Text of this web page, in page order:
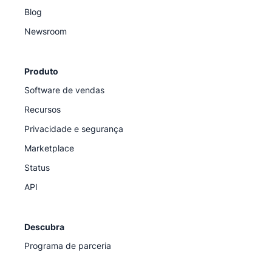
Blog
Newsroom
Produto
Software de vendas
Recursos
Privacidade e segurança
Marketplace
Status
API
Descubra
Programa de parceria